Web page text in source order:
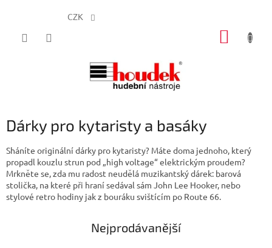
CZK
Dárky pro kytaristy a basáky
Sháníte originální dárky pro kytaristy? Máte doma jednoho, který
propadl kouzlu strun pod „high voltage“ elektrickým proudem?
Mrkněte se, zda mu radost neudělá muzikantský dárek: barová
stolička, na které při hraní sedával sám John Lee Hooker, nebo
stylové retro hodiny jak z bouráku svištícím po Route 66.
Nejprodávanější